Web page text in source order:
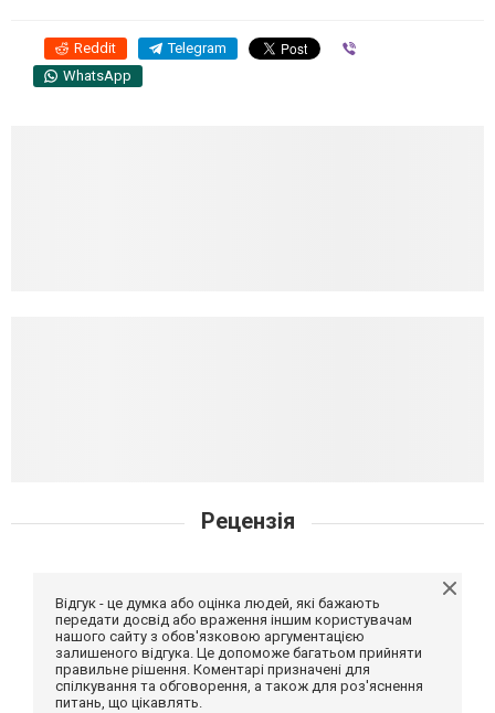
Reddit Telegram
WhatsApp
Рецензія
Відгук - це думка або оцінка людей, які бажають
передати досвід або враження іншим користувачам
нашого сайту з обов'язковою аргументацією
залишеного відгука. Це допоможе багатьом прийняти
правильне рішення. Коментарі призначені для
спілкування та обговорення, а також для роз'яснення
питань, що цікавлять.